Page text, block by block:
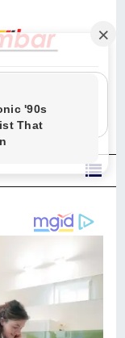
untuk Nabi.
untuk Nabi dan
(Qs. Al